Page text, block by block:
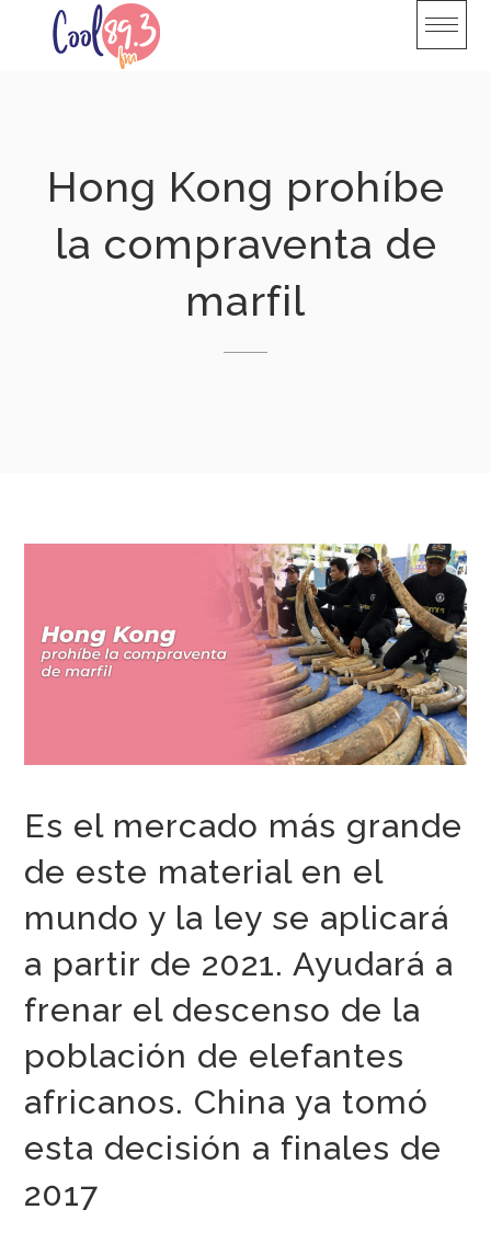
Hong Kong prohíbe
la compraventa de
marfil
Es el mercado más grande
de este material en el
mundo y la ley se aplicará
a partir de 2021. Ayudará a
frenar el descenso de la
población de elefantes
africanos. China ya tomó
esta decisión a finales de
2017